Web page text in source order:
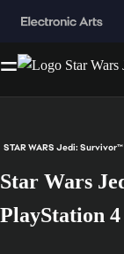
STAR WARS Jedi: Survivor™
Star Wars
PlayStation